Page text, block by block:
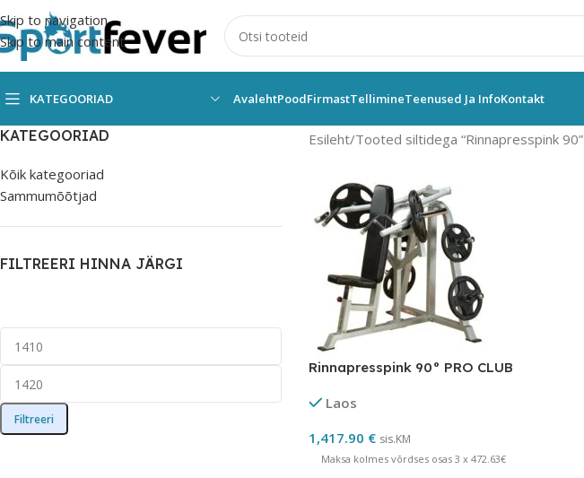
Skip to navigation
Skip to main content
KATEGOORIAD AvalehtPoodFirmastTellimineTeenused Ja InfoKontakt
KATEGOORIAD
Kõik kategooriad
Sammumõõtjad
FILTREERI HINNA JÄRGI
Filtreeri
Esileht Tooted siltidega “Rinnapresspink 90”
Rinnapresspink 90° PRO CLUB
Laos
1,417.90 € sis.KM
Maksa kolmes võrdses osas 3 x 472.63€